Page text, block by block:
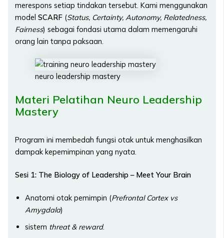
merespons setiap tindakan tersebut. Kami menggunakan
modelSCARF (Status, Certainty, Autonomy, Relatedness,
Fairness) sebagai fondasi utama dalam memengaruhi
orang lain tanpa paksaan.
neuro leadership mastery
Materi Pelatihan Neuro Leadership
Mastery
Program ini membedah fungsi otak untuk menghasilkan
dampak kepemimpinan yang nyata.
Sesi 1: The Biology of Leadership – Meet Your Brain
Anatomi otak pemimpin (Prefrontal Cortex vs
Amygdala)
sistem threat & reward.